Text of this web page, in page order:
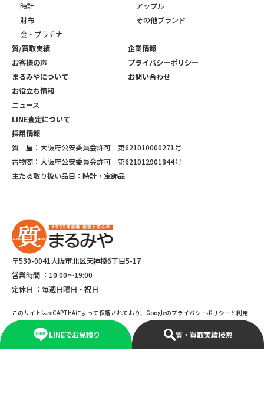
LINEでお見積り 質・買取実績検索
時計
財布
金・プラチナ
アップル
その他ブランド
質/買取実績
お客様の声
まるみやについて
お役立ち情報
ニュース
LINE査定について
採用情報
企業情報
プライバシーポリシー
お問い合わせ
質 屋：大阪府公安委員会許可 第621010000271号
古物商：大阪府公安委員会許可 第621012901844号
主たる取り扱い品目：時計・宝飾品
〒530-0041大阪市北区天神橋6丁目5-17
営業時間 ： 10:00～19:00
定休日 ： 毎週日曜日・祝日
このサイトはreCAPTHAによって保護されており、Googleのプライバシーポリシーと利用
規約が適応されます。